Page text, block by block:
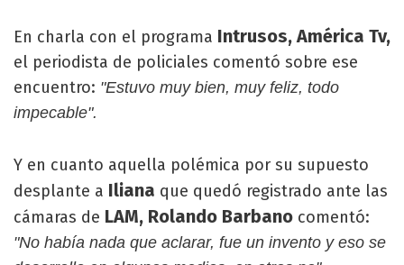
En charla con el programa Intrusos, América Tv,
el periodista de policiales comentó sobre ese
encuentro: "Estuvo muy bien, muy feliz, todo
impecable".
Y en cuanto aquella polémica por su supuesto
desplante a Iliana que quedó registrado ante las
cámaras de LAM, Rolando Barbano comentó:
"No había nada que aclarar, fue un invento y eso se